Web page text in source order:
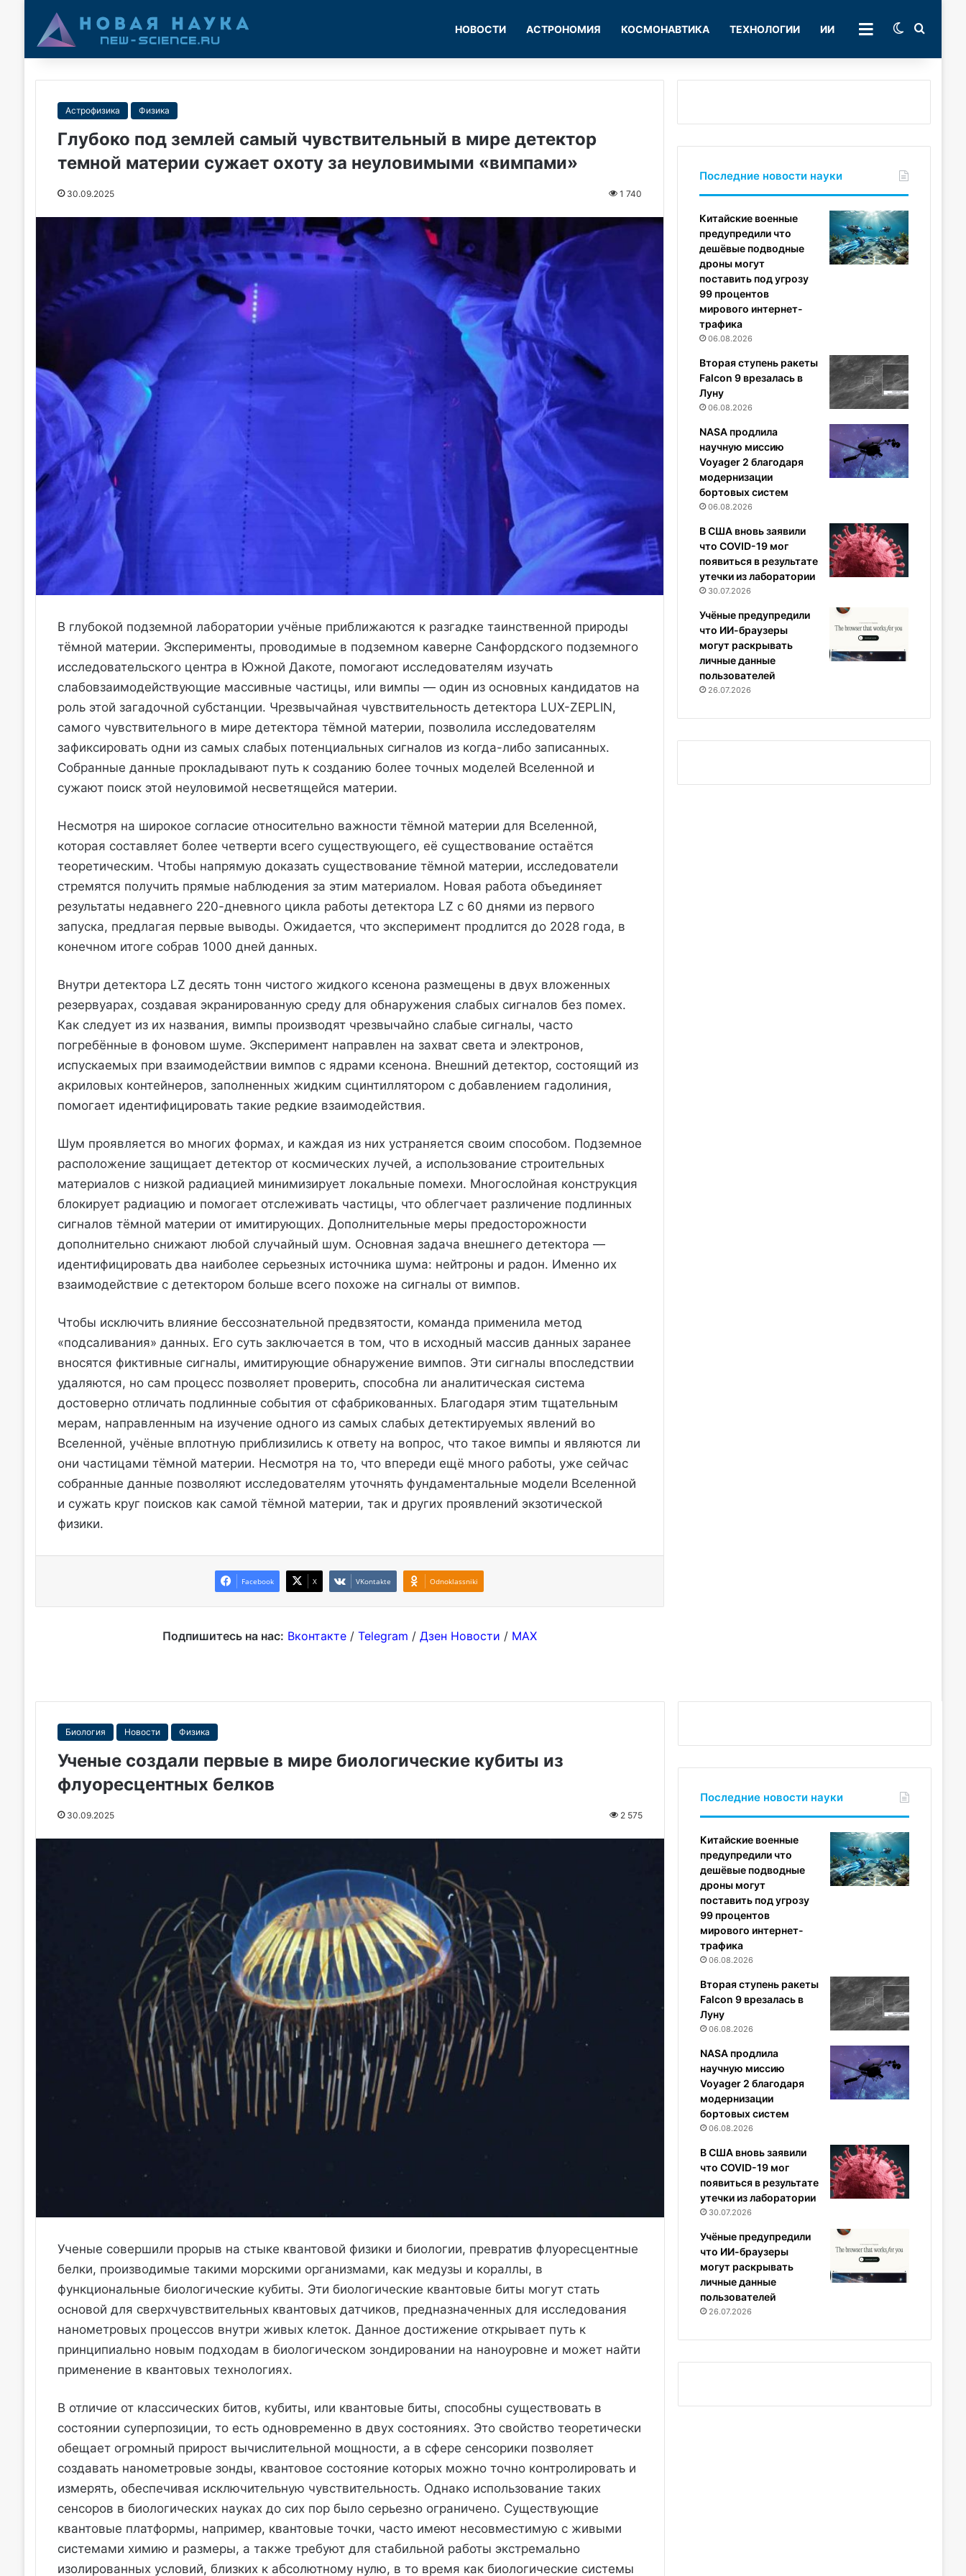
НОВОСТИ АСТРОНОМИЯ КОСМОНАВТИКА ТЕХНОЛОГИИ ИИ РУБРИКИSwitch skin
Астрофизика Физика
Глубоко под землей самый чувствительный в мире детектор
темной материи сужает охоту за неуловимыми «вимпами»
30.09.2025 1 740
В глубокой подземной лаборатории учёные приближаются к разгадке таинственной природы
тёмной материи. Эксперименты, проводимые в подземном каверне Санфордского подземного
исследовательского центра в Южной Дакоте, помогают исследователям изучать
слабовзаимодействующие массивные частицы, или вимпы — один из основных кандидатов на
роль этой загадочной субстанции. Чрезвычайная чувствительность детектора LUX-ZEPLIN,
самого чувствительного в мире детектора тёмной материи, позволила исследователям
зафиксировать одни из самых слабых потенциальных сигналов из когда-либо записанных.
Собранные данные прокладывают путь к созданию более точных моделей Вселенной и
сужают поиск этой неуловимой несветящейся материи.
Несмотря на широкое согласие относительно важности тёмной материи для Вселенной,
которая составляет более четверти всего существующего, её существование остаётся
теоретическим. Чтобы напрямую доказать существование тёмной материи, исследователи
стремятся получить прямые наблюдения за этим материалом. Новая работа объединяет
результаты недавнего 220-дневного цикла работы детектора LZ с 60 днями из первого
запуска, предлагая первые выводы. Ожидается, что эксперимент продлится до 2028 года, в
конечном итоге собрав 1000 дней данных.
Внутри детектора LZ десять тонн чистого жидкого ксенона размещены в двух вложенных
резервуарах, создавая экранированную среду для обнаружения слабых сигналов без помех.
Как следует из их названия, вимпы производят чрезвычайно слабые сигналы, часто
погребённые в фоновом шуме. Эксперимент направлен на захват света и электронов,
испускаемых при взаимодействии вимпов с ядрами ксенона. Внешний детектор, состоящий из
акриловых контейнеров, заполненных жидким сцинтиллятором с добавлением гадолиния,
помогает идентифицировать такие редкие взаимодействия.
Шум проявляется во многих формах, и каждая из них устраняется своим способом. Подземное
расположение защищает детектор от космических лучей, а использование строительных
материалов с низкой радиацией минимизирует локальные помехи. Многослойная конструкция
блокирует радиацию и помогает отслеживать частицы, что облегчает различение подлинных
сигналов тёмной материи от имитирующих. Дополнительные меры предосторожности
дополнительно снижают любой случайный шум. Основная задача внешнего детектора —
идентифицировать два наиболее серьезных источника шума: нейтроны и радон. Именно их
взаимодействие с детектором больше всего похоже на сигналы от вимпов.
Чтобы исключить влияние бессознательной предвзятости, команда применила метод
«подсаливания» данных. Его суть заключается в том, что в исходный массив данных заранее
вносятся фиктивные сигналы, имитирующие обнаружение вимпов. Эти сигналы впоследствии
удаляются, но сам процесс позволяет проверить, способна ли аналитическая система
достоверно отличать подлинные события от сфабрикованных. Благодаря этим тщательным
мерам, направленным на изучение одного из самых слабых детектируемых явлений во
Вселенной, учёные вплотную приблизились к ответу на вопрос, что такое вимпы и являются ли
они частицами тёмной материи. Несмотря на то, что впереди ещё много работы, уже сейчас
собранные данные позволяют исследователям уточнять фундаментальные модели Вселенной
и сужать круг поисков как самой тёмной материи, так и других проявлений экзотической
физики.
Facebook X VKontakte Odnoklassniki
Подпишитесь на нас: Вконтакте/ Telegram / Дзен Новости / MAX
Последние новости науки
Китайские военные
предупредили что
дешёвые подводные
дроны могут
поставить под угрозу
99 процентов
мирового интернет-
трафика
06.08.2026
Вторая ступень ракеты
Falcon 9 врезалась в
Луну
06.08.2026
NASA продлила
научную миссию
Voyager 2 благодаря
модернизации
бортовых систем
06.08.2026
В США вновь заявили
что COVID-19 мог
появиться в результате
утечки из лаборатории
30.07.2026
Учёные предупредили
что ИИ-браузеры
могут раскрывать
личные данные
пользователей
26.07.2026